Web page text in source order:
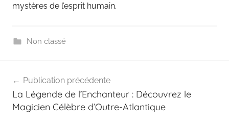
mystères de l’esprit humain.
Non classé
de
l’article
Publication précédente
La Légende de l’Enchanteur : Découvrez le
Magicien Célèbre d’Outre-Atlantique